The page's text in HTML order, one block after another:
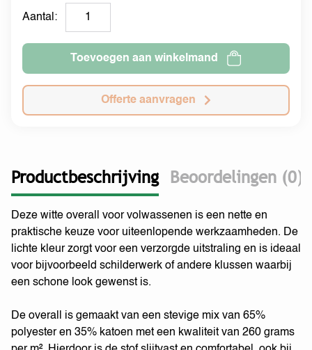
Aantal:
Toevoegen aan winkelmand
Offerte aanvragen
Productbeschrijving Beoordelingen (0)
Deze witte overall voor volwassenen is een nette en
praktische keuze voor uiteenlopende werkzaamheden. De
lichte kleur zorgt voor een verzorgde uitstraling en is ideaal
voor bijvoorbeeld schilderwerk of andere klussen waarbij
een schone look gewenst is.
De overall is gemaakt van een stevige mix van 65%
polyester en 35% katoen met een kwaliteit van 260 grams